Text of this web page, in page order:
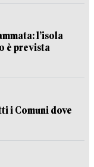
l’isola
è prevista
i Comuni dove